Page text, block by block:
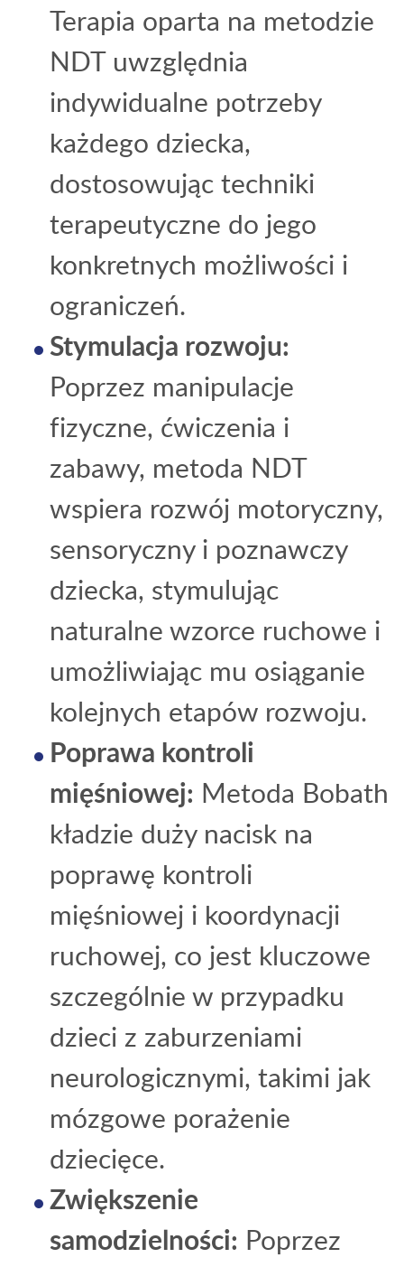
Terapia oparta na metodzie
NDT uwzględnia
indywidualne potrzeby
każdego dziecka,
dostosowując techniki
terapeutyczne do jego
konkretnych możliwości i
ograniczeń.
Stymulacja rozwoju:
Poprzez manipulacje
fizyczne, ćwiczenia i
zabawy, metoda NDT
wspiera rozwój motoryczny,
sensoryczny i poznawczy
dziecka, stymulując
naturalne wzorce ruchowe i
umożliwiając mu osiąganie
kolejnych etapów rozwoju.
Poprawa kontroli
mięśniowej: Metoda Bobath
kładzie duży nacisk na
poprawę kontroli
mięśniowej i koordynacji
ruchowej, co jest kluczowe
szczególnie w przypadku
dzieci z zaburzeniami
neurologicznymi, takimi jak
mózgowe porażenie
dziecięce.
Zwiększenie
samodzielności: Poprzez